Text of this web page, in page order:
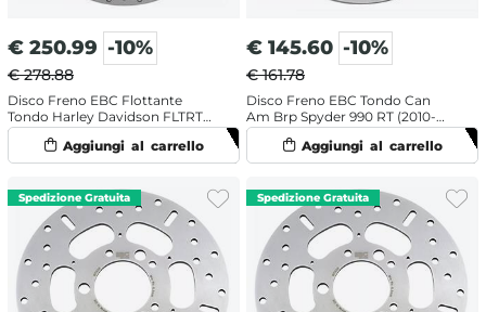
€ 250.99 -10%
€ 278.88
Disco Freno EBC Flottante
Tondo Harley Davidson FLTRT
1868 ABS Road Glide 3 114 (2023-
2024) Anteriore Sinistro
€ 145.60 -10%
€ 161.78
Disco Freno EBC Tondo Can
Am Brp Spyder 990 RT (2010-
2014) Anteriore